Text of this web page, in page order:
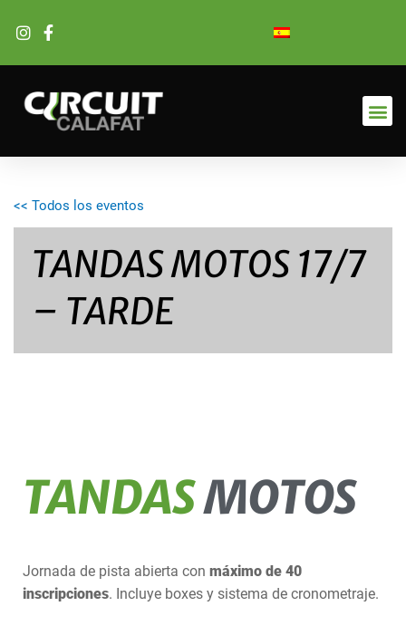
<< Todos los eventos
TANDAS MOTOS 17/7
– TARDE
TANDASMOTOS
Jornada de pista abierta con máximo de 40
inscripciones. Incluye boxes y sistema de cronometraje.